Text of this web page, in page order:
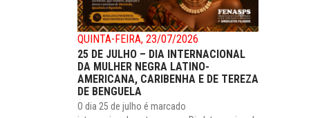
QUINTA-FEIRA, 23/07/2026
25 DE JULHO – DIA INTERNACIONAL
DA MULHER NEGRA LATINO-
AMERICANA, CARIBENHA E DE TEREZA
DE BENGUELA
O dia 25 de julho é marcado